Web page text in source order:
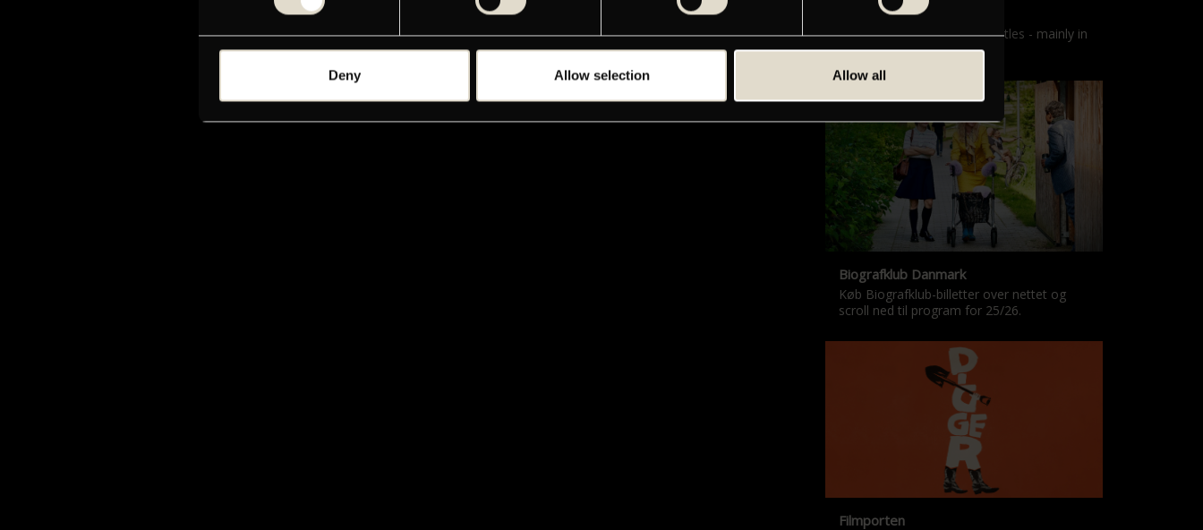
Deny Allow selection Allow all
Films with English subtitles
Screenings with English subtitles - mainly in
our sister cinema, Gloria.
Biografklub Danmark
Køb Biografklub-billetter over nettet og
scroll ned til program for 25/26.
Filmporten